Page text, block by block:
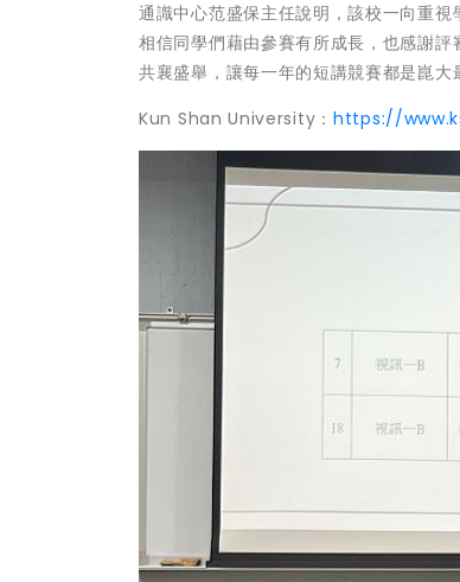
通識中心范盛保主任說明，該校一向重
相信同學們藉由參賽有所成長，也感謝
共襄盛舉，讓每一年的短講競賽都是崑大
Kun Shan University： https://